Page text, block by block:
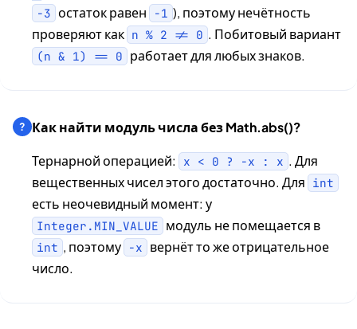
-3 остаток равен -1 ), поэтому нечётность
проверяют как n % 2 != 0 . Побитовый вариант
(n & 1) == 0 работает для любых знаков.
Как найти модуль числа без Math.abs()?
Тернарной операцией:
x < 0 ? -x : x . Для
вещественных чисел этого достаточно. Для int
есть неочевидный момент: у
Integer.MIN_VALUE модуль не помещается в
int , поэтому -x вернёт то же отрицательное
число.